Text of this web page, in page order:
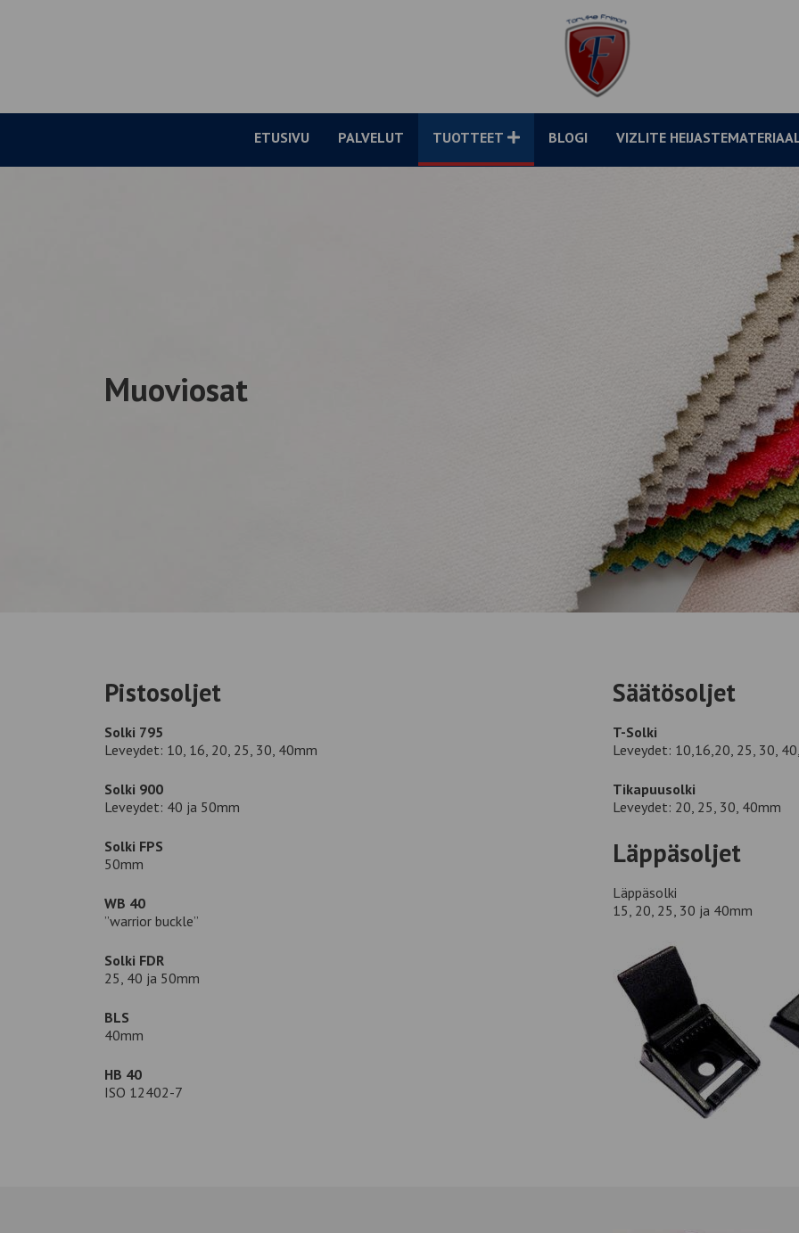
Friman
Oy
ETUSIVU PALVELUT TUOTTEET BLOGI VIZLITE
Muoviosat
Pistosoljet
Solki 795
Leveydet: 10, 16, 20, 25, 30, 40mm
Solki 900
Leveydet: 40 ja 50mm
Solki FPS
50mm
WB 40
”warrior buckle”
Solki FDR
25, 40 ja 50mm
BLS
40mm
HB 40
ISO 12402-7
Säätösoljet
T-Solki
Leveydet: 10,16,20, 25, 30,
Tikapuusolki
Leveydet: 20, 25, 30, 40mm
Läppäsoljet
Läppäsolki
15, 20, 25, 30 ja 40mm